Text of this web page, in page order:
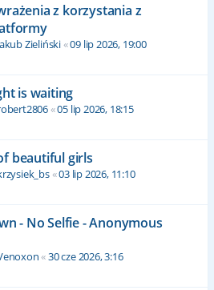
z korzystania z
Zieliński«09 lip 2026, 19:00
is waiting
«05 lip 2026, 18:15
beautiful girls
«03 lip 2026, 11:10
- No Selfie - Anonymous
«30 cze 2026, 3:16